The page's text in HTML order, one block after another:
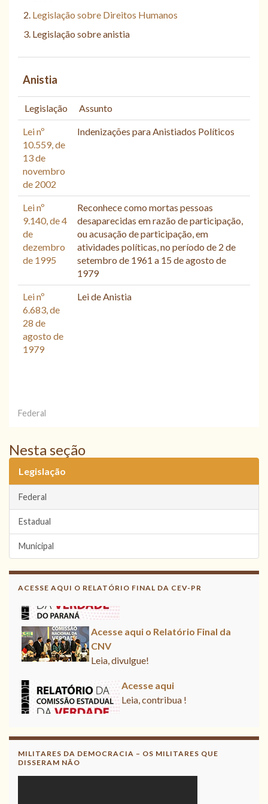
Legislação sobre Direitos Humanos
Legislação sobre anistia
Anistia
Legislação Assunto
Lei nº
10.559, de
13 de
novembro
de 2002
Indenizações para Anistiados Políticos
Lei nº
9.140, de 4
de
dezembro
de 1995
Reconhece como mortas pessoas
desaparecidas em razão de participação,
ou acusação de participação, em
atividades políticas, no período de 2 de
setembro de 1961 a 15 de agosto de
1979
Lei nº
6.683, de
28 de
agosto de
1979
Lei de Anistia
Federal
Nesta seção
Legislação
Federal
Estadual
Municipal
ACESSE AQUI O RELATÓRIO FINAL DA CEV-PR
Acesse aqui
Leia, contribua !
Acesse aqui o Relatório Final da
CNV
Leia, divulgue!
Acesse aqui
Leia, contribua !
MILITARES DA DEMOCRACIA – OS MILITARES QUE
DISSERAM NÃO